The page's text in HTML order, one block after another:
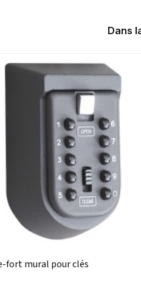
Dans
fort mural pour clés